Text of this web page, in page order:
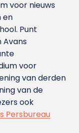
voor nieuws
en
Punt
voor
van derden
van de
ook
Persbureau